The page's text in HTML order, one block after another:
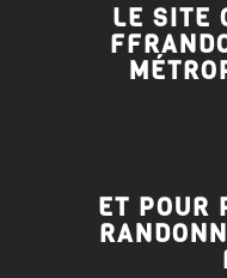
LE SITE
ET POUR